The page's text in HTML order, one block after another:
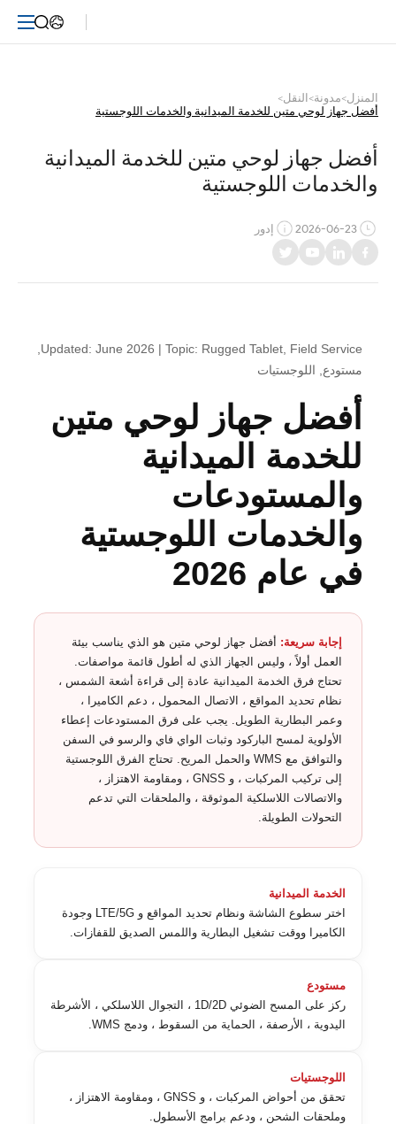
جهاز
لوحي
متين
للخدمة
الميدانية
والخدمات
اللوجستية
المنزل>مدونة>النقل>
أفضل جهاز لوحي متين للخدمة الميدانية والخدمات اللوجستية
أفضل جهاز لوحي متين للخدمة الميدانية
والخدمات اللوجستية
2026-06-23 إدور
مستودع, اللوجستيات
أفضل جهاز لوحي متين
للخدمة الميدانية
والمستودعات
والخدمات اللوجستية
في عام 2026
إجابة سريعة: أفضل جهاز لوحي متين هو الذي يناسب بيئة
العمل أولاً ، وليس الجهاز الذي له أطول قائمة مواصفات.
تحتاج فرق الخدمة الميدانية عادة إلى قراءة أشعة الشمس ،
نظام تحديد المواقع ، الاتصال المحمول ، دعم الكاميرا ،
وعمر البطارية الطويل. يجب على فرق المستودعات إعطاء
الأولوية لمسح الباركود وثبات الواي فاي والرسو في السفن
والتوافق مع WMS والحمل المريح. تحتاج الفرق اللوجستية
إلى تركيب المركبات ، و GNSS ، ومقاومة الاهتزاز ،
والاتصالات اللاسلكية الموثوقة ، والملحقات التي تدعم
التحولات الطويلة.
الخدمة الميدانية
اختر سطوع الشاشة ونظام تحديد المواقع و LTE/5G وجودة
الكاميرا ووقت تشغيل البطارية واللمس الصديق للقفازات.
مستودع
ركز على المسح الضوئي 1D/2D ، التجوال اللاسلكي ، الأشرطة
اليدوية ، الأرصفة ، الحماية من السقوط ، ودمج WMS.
اللوجستيات
تحقق من أحواض المركبات ، و GNSS ، ومقاومة الاهتزاز ،
وملحقات الشحن ، ودعم برامج الأسطول.